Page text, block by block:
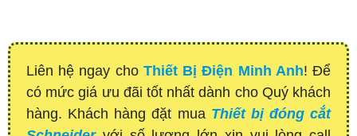
Liên hệ ngay cho Thiết Bị Điện Minh Anh! Để
có mức giá ưu đãi tốt nhất dành cho Quý khách
hàng. Khách hàng đặt mua Thiết bị đóng cắt